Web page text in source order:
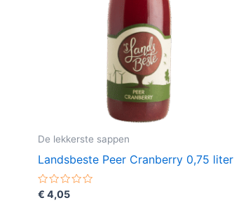
De lekkerste sappen
Landsbeste Peer Cranberry 0,75 liter
Gewaardeerd
€ 4,05